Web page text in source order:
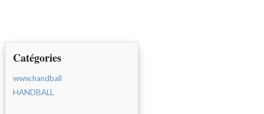
Catégories
www.handball
HANDBALL